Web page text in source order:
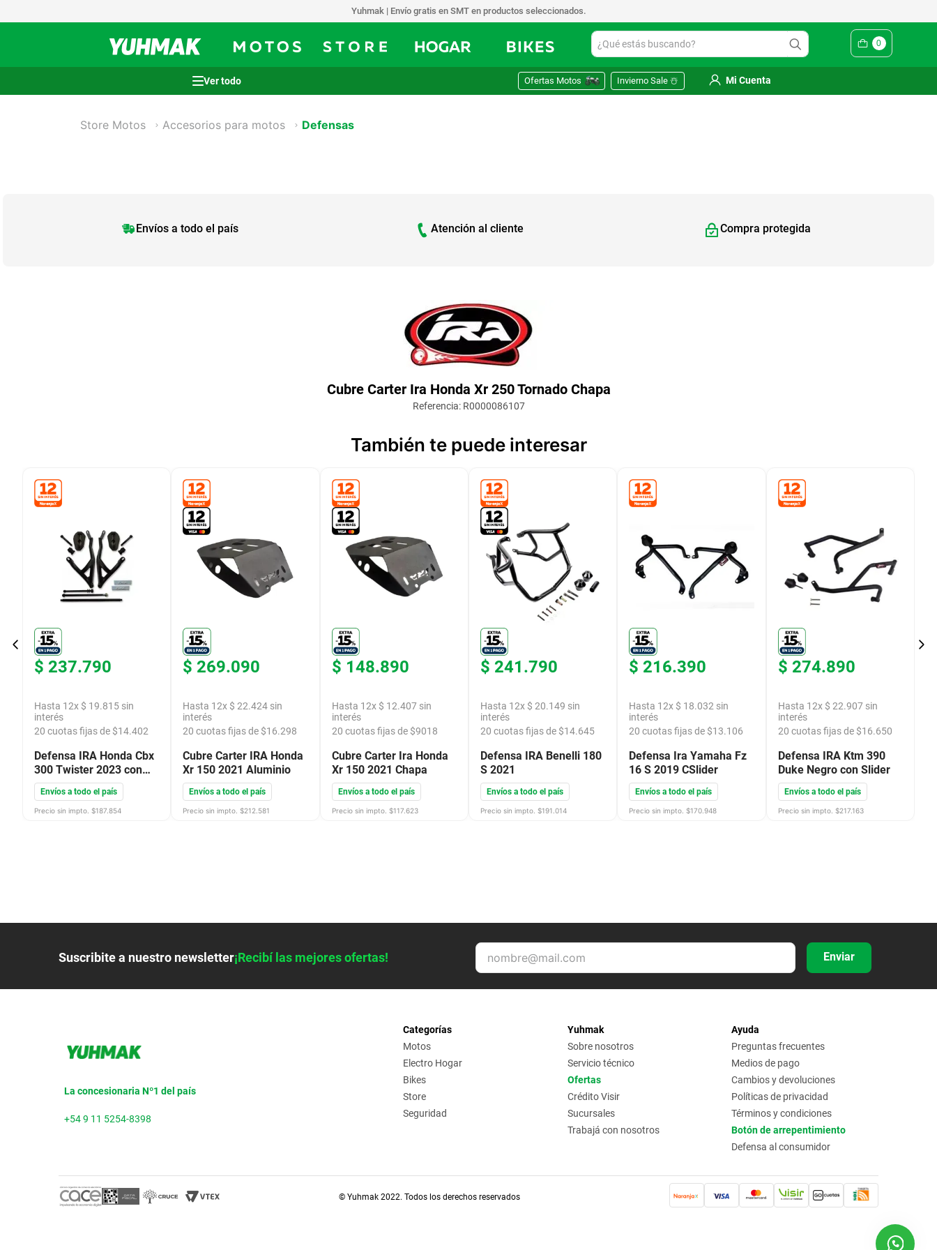
Yuhmak | Envío gratis en SMT en productos seleccionados.
¿Qué estás buscando? 0
Ofertas Motos Invierno Sale ☃️ Mi Cuenta
Store Motos Accesorios para motos Defensas
Envíos a todo el país Atención al cliente Compra protegida
Cubre Carter Ira Honda Xr 250 Tornado Chapa
Referencia: R0000086107
También te puede interesar
$ 237.790
Hasta 12x $ 19.815sin
interés
20 cuotas fijas de $14.402
Defensa IRA Honda Cbx
300 Twister 2023 con
Slider
Envíos a todo el país
Precio sin impto. $187.854
$ 269.090
Hasta 12x $ 22.424 sin
interés
20 cuotas fijas de $16.298
Cubre Carter IRA Honda
Xr 150 2021 Aluminio
Envíos a todo el país
Precio sin impto. $212.581
$ 148.890
Hasta 12x $ 12.407sin
interés
20 cuotas fijas de $9018
Cubre Carter Ira Honda
Xr 150 2021 Chapa
Envíos a todo el país
Precio sin impto. $117.623
$ 241.790
Hasta 12x $ 20.149 sin
interés
20 cuotas fijas de $14.645
Defensa IRA Benelli 180
S 2021
Envíos a todo el país
Precio sin impto. $191.014
$ 216.390
Hasta 12x $ 18.032 sin
interés
20 cuotas fijas de $13.106
Defensa Ira Yamaha Fz
16 S 2019 CSlider
Envíos a todo el país
Precio sin impto. $170.948
$ 274.890
Hasta 12x $ 22.907sin
interés
20 cuotas fijas de $16.650
Defensa IRA Ktm 390
Duke Negro con Slider
Envíos a todo el país
Precio sin impto. $217.163
Suscribite a nuestro newsletter¡Recibí las mejores ofertas! Enviar
La concesionaria Nº1 del país
+54 9 11 5254-8398
Categorías
Motos
Electro Hogar
Bikes
Store
Seguridad
Yuhmak
Sobre nosotros
Servicio técnico
Ofertas
Crédito Visir
Sucursales
Trabajá con nosotros
Ayuda
Preguntas frecuentes
Medios de pago
Cambios y devoluciones
Políticas de privacidad
Términos y condiciones
Botón de arrepentimiento
Defensa al consumidor
© Yuhmak 2022. Todos los derechos reservados